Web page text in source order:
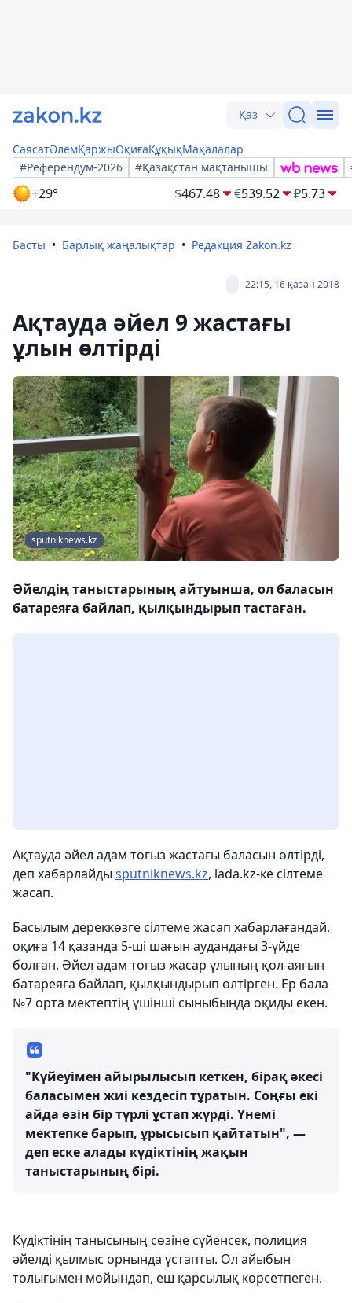
Қаз
СаясатӘлемҚаржыОқиғаҚұқықМақалалар
#Референдум-2026
#Қазақстан мақтанышы
+29° $467.48 €539.52 ₽5.73
Басты Барлық жаңалықтар Редакция Zakon.kz
22:15, 16 қазан 2018
Ақтауда әйел 9 жастағы
ұлын өлтірді
sputniknews.kz
Әйелдің таныстарының айтуынша, ол баласын
батареяға байлап, қылқындырып тастаған.
Ақтауда әйел адам тоғыз жастағы баласын өлтірді,
деп хабарлайды sputniknews.kz, lada.kz-ке сілтеме
жасап.
Басылым дереккөзге сілтеме жасап хабарлағандай,
оқиға 14 қазанда 5-ші шағын аудандағы 3-үйде
болған. Әйел адам тоғыз жасар ұлының қол-аяғын
батареяға байлап, қылқындырып өлтірген. Ер бала
№7 орта мектептің үшінші сыныбында оқиды екен.
"Күйеуімен айырылысып кеткен, бірақ әкесі
баласымен жиі кездесіп тұратын. Соңғы екі
айда өзін бір түрлі ұстап жүрді. Үнемі
мектепке барып, ұрысысып қайтатын", —
деп еске алады күдіктінің жақын
таныстарының бірі.
Күдіктінің танысының сөзіне сүйенсек, полиция
әйелді қылмыс орнында ұстапты. Ол айыбын
толығымен мойындап, еш қарсылық көрсетпеген.